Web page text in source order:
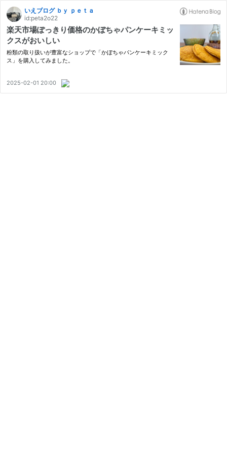
いえブログ ｂｙ ｐｅｔａ
id:peta2o22
楽天市場ぽっきり価格のかぼちゃパンケーキミッ
クスがおいしい
粉類の取り扱いが豊富なショップで「かぼちゃパンケーキミック
ス」を購入してみました。
2025-02-01 20:00